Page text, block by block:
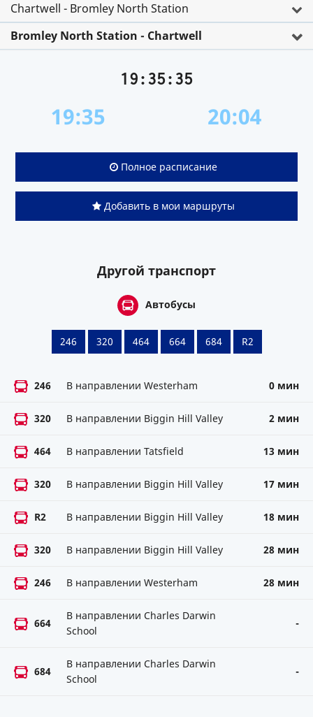
Chartwell - Bromley North Station
Bromley North Station - Chartwell
19:35:35
19:35 20:04
Полное расписание
Добавить в мои маршруты
Другой транспорт
Автобусы
246 320 464 664 684 R2
246 В направлении Westerham 0 мин
320 В направлении Biggin Hill Valley 2 мин
464 В направлении Tatsfield 13 мин
320 В направлении Biggin Hill Valley 17 мин
R2 В направлении Biggin Hill Valley 18 мин
320 В направлении Biggin Hill Valley 28 мин
246 В направлении Westerham 28 мин
664
В направлении Charles Darwin
School
-
684
В направлении Charles Darwin
School
-